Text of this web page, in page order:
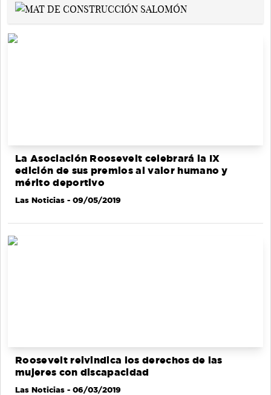
La Asociación Roosevelt celebrará la IX
edición de sus premios al valor humano y
mérito deportivo
Las Noticias - 09/05/2019
Roosevelt reivindica los derechos de las
mujeres con discapacidad
Las Noticias - 06/03/2019